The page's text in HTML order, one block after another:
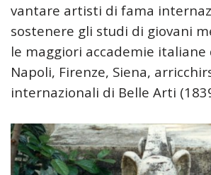
vantare artisti di fama
sostenere gli studi di giovani
le maggiori accademie italiane
Napoli, Firenze, Siena,
internazionali di Belle Arti